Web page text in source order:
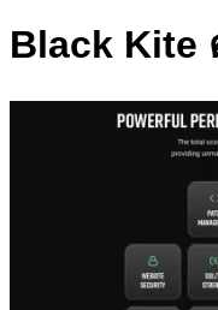
Black Kite